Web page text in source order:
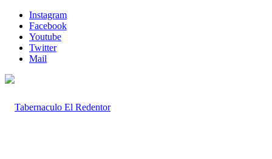
Instagram
Facebook
Youtube
Twitter
Mail